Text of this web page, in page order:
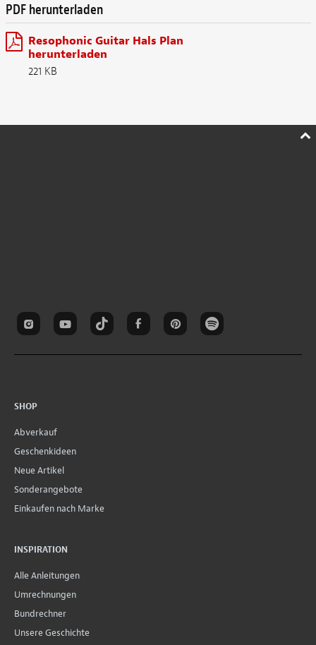
PDF herunterladen
Resophonic Guitar Hals Plan
herunterladen
221 KB
SHOP
Abverkauf
Geschenkideen
Neue Artikel
Sonderangebote
Einkaufen nach Marke
INSPIRATION
Alle Anleitungen
Umrechnungen
Bundrechner
Unsere Geschichte